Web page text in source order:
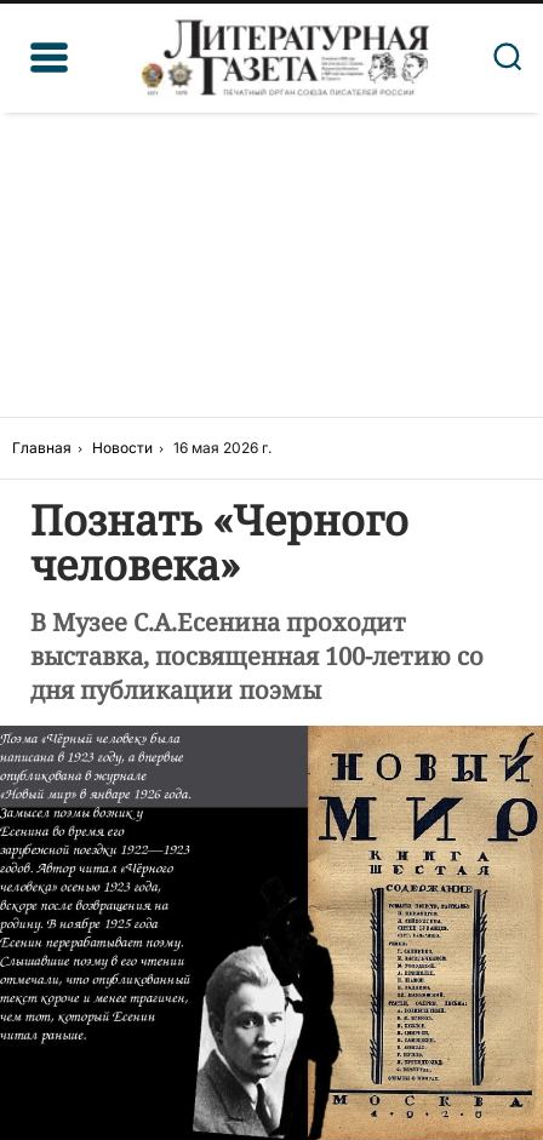
Главная Новости 16 мая 2026 г.
Познать «Черного
человека»
В Музее С.А.Есенина проходит
выставка, посвященная 100-летию со
дня публикации поэмы